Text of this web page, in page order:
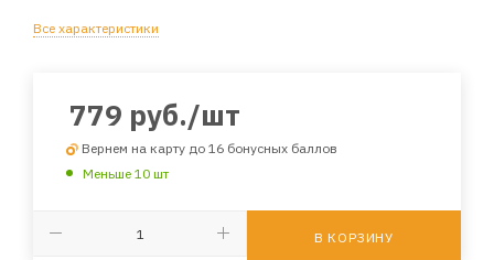
Все характеристики
779 руб./шт
Вернем на карту до 16 бонусных баллов
Меньше 10 шт
В КОРЗИНУ